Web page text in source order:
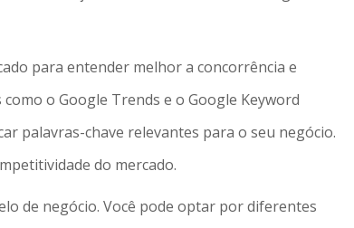
para entender melhor a concorrência e
o Google Trends e o Google Keyword
palavras-chave relevantes para o seu negócio.
do mercado.
de negócio. Você pode optar por diferentes